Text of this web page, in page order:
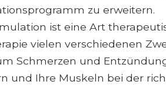
zu erweitern.
ist eine Art
vielen verschiedenen
Schmerzen und
und Ihre Muskeln bei der